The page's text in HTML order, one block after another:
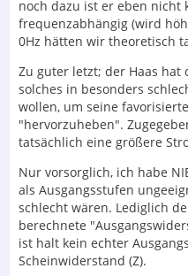
noch dazu ist er eben nicht
frequenzabhängig (wird
0Hz hätten wir theoretisch
Zu guter letzt; der Haas hat
solches in besonders
wollen, um seine
"hervorzuheben".
tatsächlich eine größere
Nur vorsorglich, ich habe
als Ausgangsstufen
schlecht wären. Lediglich
berechnete
ist halt kein echter
Scheinwiderstand (Z).